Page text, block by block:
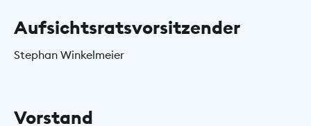
Aufsichtsratsvorsitzender
Stephan Winkelmeier
Vorstand